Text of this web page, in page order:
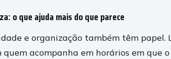
o que ajuda mais do que parece
e organização também têm papel.
acompanha em horários em que